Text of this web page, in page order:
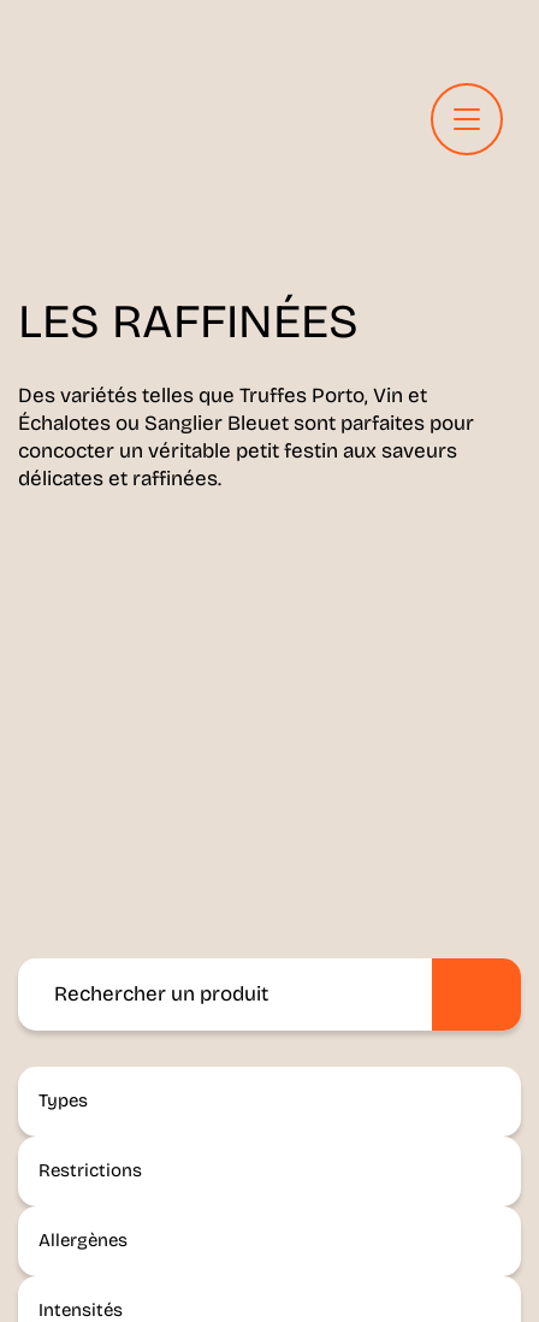
LES RAFFINÉES
Des variétés telles que Truffes Porto, Vin et
Échalotes ou Sanglier Bleuet sont parfaites pour
concocter un véritable petit festin aux saveurs
délicates et raffinées.
Types
Restrictions
Allergènes
Intensités